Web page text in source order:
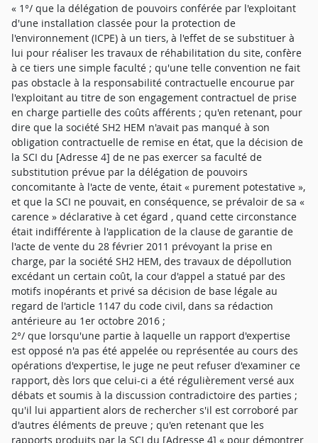
« 1°/ que la délégation de pouvoirs conférée par l'exploitant
d'une installation classée pour la protection de
l'environnement (ICPE) à un tiers, à l'effet de se substituer à
lui pour réaliser les travaux de réhabilitation du site, confère
à ce tiers une simple faculté ; qu'une telle convention ne fait
pas obstacle à la responsabilité contractuelle encourue par
l'exploitant au titre de son engagement contractuel de prise
en charge partielle des coûts afférents ; qu'en retenant, pour
dire que la société SH2 HEM n'avait pas manqué à son
obligation contractuelle de remise en état, que la décision de
la SCI du [Adresse 4] de ne pas exercer sa faculté de
substitution prévue par la délégation de pouvoirs
concomitante à l'acte de vente, était « purement potestative »,
et que la SCI ne pouvait, en conséquence, se prévaloir de sa «
carence » déclarative à cet égard , quand cette circonstance
était indifférente à l'application de la clause de garantie de
l'acte de vente du 28 février 2011 prévoyant la prise en
charge, par la société SH2 HEM, des travaux de dépollution
excédant un certain coût, la cour d'appel a statué par des
motifs inopérants et privé sa décision de base légale au
regard de l'article 1147 du code civil, dans sa rédaction
antérieure au 1er octobre 2016 ;
2°/ que lorsqu'une partie à laquelle un rapport d'expertise
est opposé n'a pas été appelée ou représentée au cours des
opérations d'expertise, le juge ne peut refuser d'examiner ce
rapport, dès lors que celui-ci a été régulièrement versé aux
débats et soumis à la discussion contradictoire des parties ;
qu'il lui appartient alors de rechercher s'il est corroboré par
d'autres éléments de preuve ; qu'en retenant que les
rapports produits par la SCI du [Adresse 4] « pour démontrer